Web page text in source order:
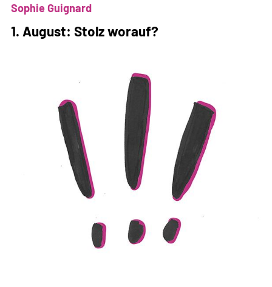
nach
Übernahme
des
Sophie Guignard
1. August: Stolz worauf?